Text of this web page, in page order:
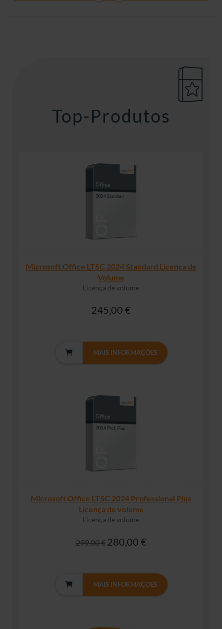
Top-Produtos
Microsoft Office LTSC 2024 Standard Licença de
Volume
Licença de volume
245,00 €
MAIS INFORMAÇÕES
Microsoft Office LTSC 2024 Professional Plus
Licença de volume
Licença de volume
299,00 € 280,00 €
MAIS INFORMAÇÕES